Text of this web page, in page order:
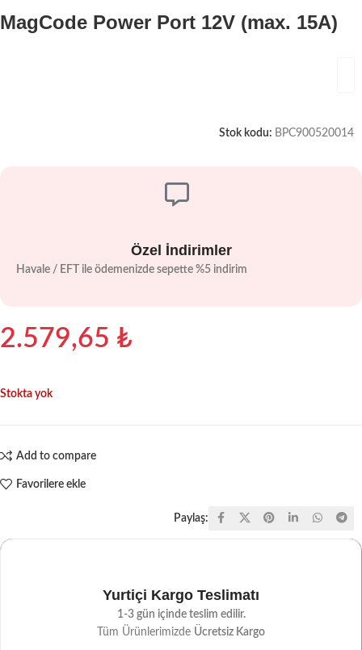
MagCode Power Port 12V (max. 15A)
Stok kodu: BPC900520014
Özel İndirimler
Havale / EFT ile ödemenizde sepette %5 indirim
2.579,65 ₺
Stokta yok
Add to compare
Favorilere ekle
Paylaş:
Yurtiçi Kargo Teslimatı
1-3 gün içinde teslim edilir.
Tüm Ürünlerimizde Ücretsiz Kargo